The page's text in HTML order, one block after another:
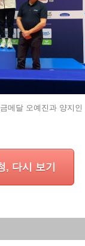
메달 오예진과 양지인
, 다시 보기